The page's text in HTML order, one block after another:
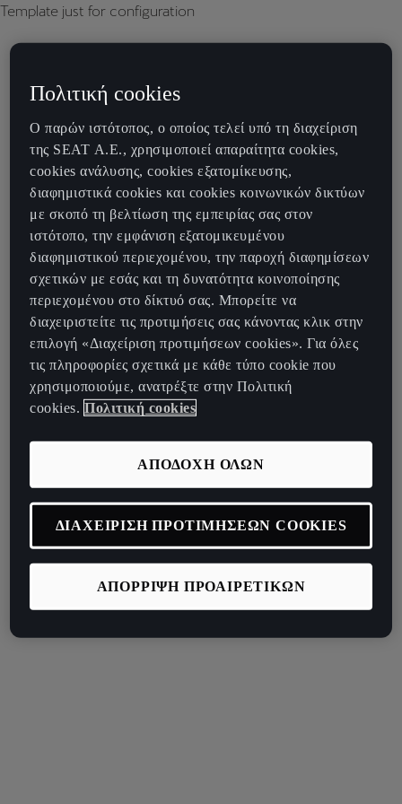
Template just for configuration
Πολιτική cookies
Ο παρών ιστότοπος, ο οποίος τελεί υπό τη διαχείριση
της SEAT Α.Ε., χρησιμοποιεί απαραίτητα cookies,
cookies ανάλυσης, cookies εξατομίκευσης,
διαφημιστικά cookies και cookies κοινωνικών δικτύων
με σκοπό τη βελτίωση της εμπειρίας σας στον
ιστότοπο, την εμφάνιση εξατομικευμένου
διαφημιστικού περιεχομένου, την παροχή διαφημίσεων
σχετικών με εσάς και τη δυνατότητα κοινοποίησης
περιεχομένου στο δίκτυό σας. Μπορείτε να
διαχειριστείτε τις προτιμήσεις σας κάνοντας κλικ στην
επιλογή «Διαχείριση προτιμήσεων cookies». Για όλες
τις πληροφορίες σχετικά με κάθε τύπο cookie που
χρησιμοποιούμε, ανατρέξτε στην Πολιτική
cookies. Πολιτική cookies
ΑΠΟΡΡΙΨΗ ΠΡΟΑΙΡΕΤΙΚΩΝ
ΑΠΟΔΟΧΗ ΟΛΩΝ
ΔΙΑΧΕΙΡΙΣΗ ΠΡΟΤΙΜΗΣΕΩΝ COOKIES